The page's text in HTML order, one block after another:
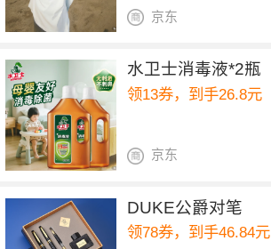
京东
水卫士消毒液*2瓶
领13券，到手26.8元
京东
DUKE公爵对笔
领78券，到手46.84元